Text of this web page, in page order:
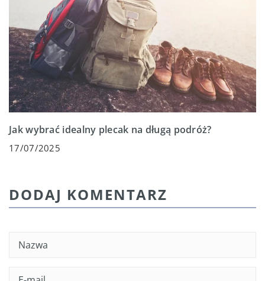
Jak wybrać idealny plecak na długą podróż?
17/07/2025
DODAJ KOMENTARZ